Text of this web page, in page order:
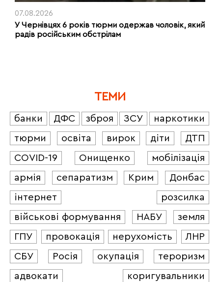
07.08.2026
У Чернівцях 6 років тюрми одержав чоловік, який
радів російським обстрілам
ТЕМИ
банки ДФС зброя ЗСУ
наркотики
тюрми
освіта вирок діти
ДТП
COVID-19
Онищенко
мобілізація
армія
сепаратизм Крим
Донбас
інтернет
розсилка
військові формування
НАБУ
земля
ГПУ
провокація нерухомість
ЛНР
СБУ
Росія окупація
тероризм
адвокати
коригувальники